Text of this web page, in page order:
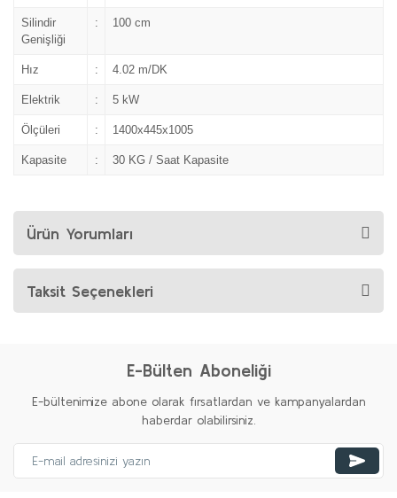
Silindir
Genişliği
: 100 cm
Hız : 4.02 m/DK
Elektrik : 5 kW
Ölçüleri : 1400x445x1005
Kapasite : 30 KG / Saat Kapasite
Ürün Yorumları
Taksit Seçenekleri
E-Bülten Aboneliği
E-bültenimize abone olarak fırsatlardan ve kampanyalardan
haberdar olabilirsiniz.